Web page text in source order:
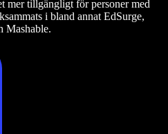
mer tillgängligt för personer med
i bland annat EdSurge,
Mashable.